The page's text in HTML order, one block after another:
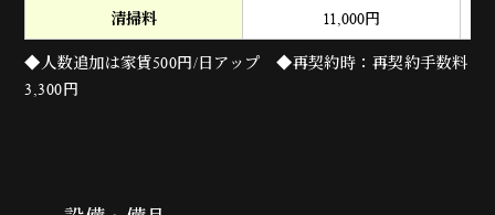
清掃料 11,000円
◆人数追加は家賃500円/日アップ ◆再契約時：再契約手数料
3,300円